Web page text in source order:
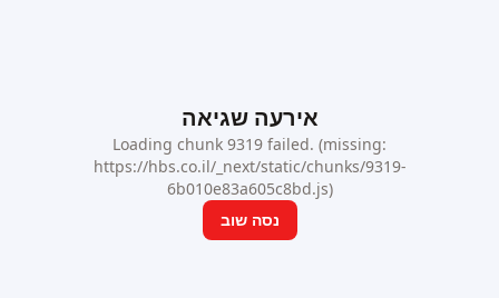
אירעה שגיאה
Loading chunk 9319 failed. (missing:
https://hbs.co.il/_next/static/chunks/9319-
6b010e83a605c8bd.js)